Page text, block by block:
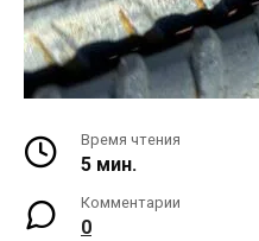
Время чтения
5 мин.
Комментарии
0